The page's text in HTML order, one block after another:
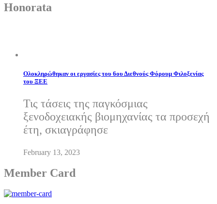
Honorata
Ολοκληρώθηκαν οι εργασίες του 6ου Διεθνούς Φόρουμ Φιλοξενίας
του ΞΕΕ
Τις τάσεις της παγκόσμιας
ξενοδοχειακής βιομηχανίας τα προσεχή
έτη, σκιαγράφησε
February 13, 2023
Member Card